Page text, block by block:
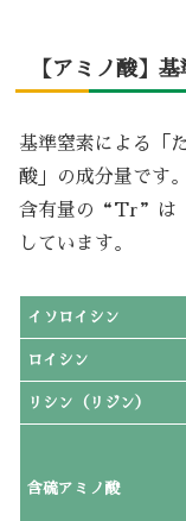
【アミノ酸】
基準窒素による「
酸」の成分量です。
含有量の“Tr”は
しています。
イソロイシン
ロイシン
リシン（リジン）
含硫アミノ酸